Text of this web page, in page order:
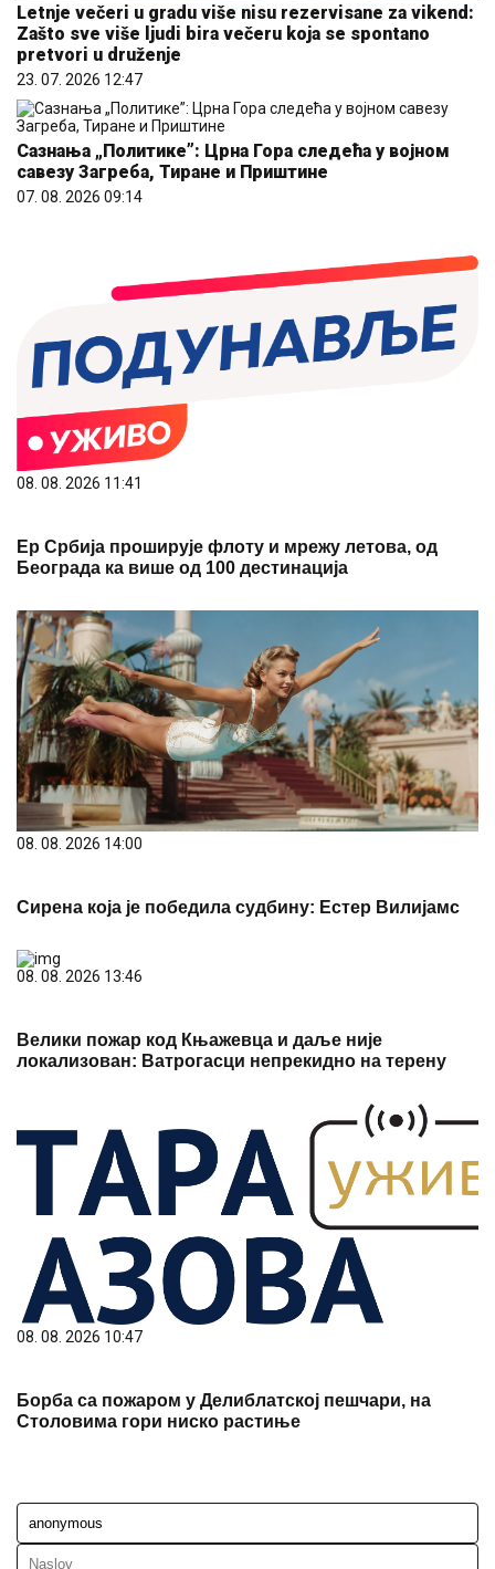
Letnje večeri u gradu više nisu rezervisane za vikend:
Zašto sve više ljudi bira večeru koja se spontano
pretvori u druženje
23. 07. 2026 12:47
Сазнања „Политике”: Црна Гора следећа у војном
савезу Загреба, Тиране и Приштине
07. 08. 2026 09:14
08. 08. 2026 11:41
Ер Србија проширује флоту и мрежу летова, од
Београда ка више од 100 дестинација
08. 08. 2026 14:00
Сирена која је победила судбину: Естер Вилијамс
08. 08. 2026 13:46
Велики пожар код Књажевца и даље није
локализован: Ватрогасци непрекидно на терену
08. 08. 2026 10:47
Борба са пожаром у Делиблатској пешчари, на
Столовима гори ниско растиње